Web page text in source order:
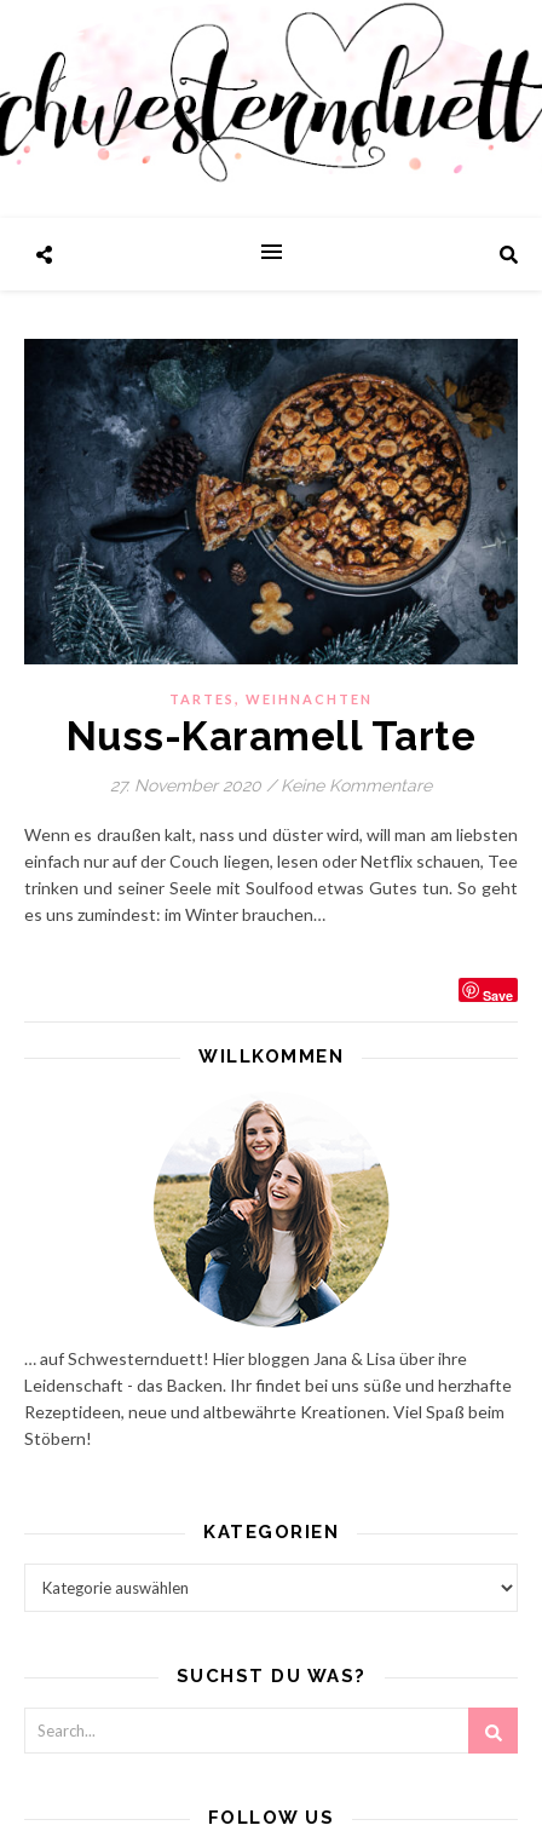
TARTES , WEIHNACHTEN
Nuss-Karamell Tarte
27. November 2020 / Keine Kommentare
Wenn es draußen kalt, nass und düster wird, will man am liebsten
einfach nur auf der Couch liegen, lesen oder Netflix schauen, Tee
trinken und seiner Seele mit Soulfood etwas Gutes tun. So geht
es uns zumindest: im Winter brauchen…
Save
WILLKOMMEN
… auf Schwesternduett! Hier bloggen Jana & Lisa über ihre
Leidenschaft - das Backen. Ihr findet bei uns süße und herzhafte
Rezeptideen, neue und altbewährte Kreationen. Viel Spaß beim
Stöbern!
KATEGORIEN
SUCHST DU WAS?
FOLLOW US